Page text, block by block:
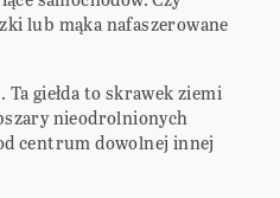
lub mąka nafaszerowane
giełda to skrawek ziemi
nieodrolnionych
centrum dowolnej innej